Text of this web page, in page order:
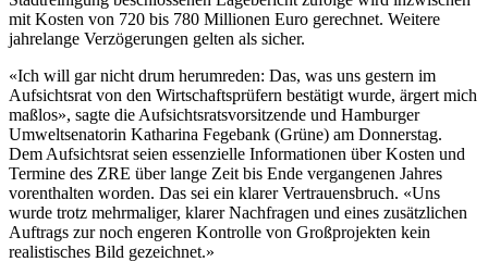
mit Kosten von 720 bis 780 Millionen Euro gerechnet. Weitere
jahrelange Verzögerungen gelten als sicher.
«Ich will gar nicht drum herumreden: Das, was uns gestern im
Aufsichtsrat von den Wirtschaftsprüfern bestätigt wurde, ärgert mich
maßlos», sagte die Aufsichtsratsvorsitzende und Hamburger
Umweltsenatorin Katharina Fegebank (Grüne) am Donnerstag.
Dem Aufsichtsrat seien essenzielle Informationen über Kosten und
Termine des ZRE über lange Zeit bis Ende vergangenen Jahres
vorenthalten worden. Das sei ein klarer Vertrauensbruch. «Uns
wurde trotz mehrmaliger, klarer Nachfragen und eines zusätzlichen
Auftrags zur noch engeren Kontrolle von Großprojekten kein
realistisches Bild gezeichnet.»